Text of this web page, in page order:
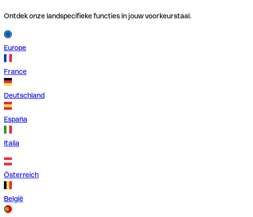
Ontdek onze landspecifieke functies in jouw voorkeurstaal.
Europe
France
Deutschland
España
Italia
Österreich
België